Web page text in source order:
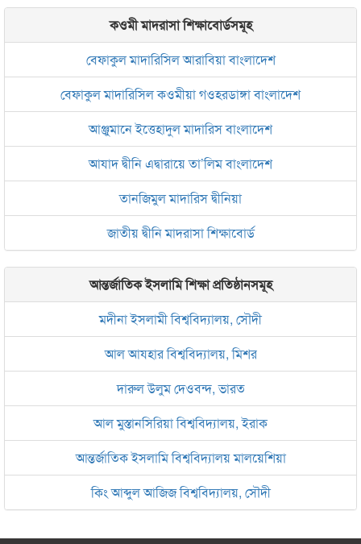
কওমী মাদরাসা শিক্ষাবোর্ডসমূহ
বেফাকুল মাদারিসিল আরাবিয়া বাংলাদেশ
বেফাকুল মাদারিসিল কওমীয়া গওহরডাঙ্গা বাংলাদেশ
আঞ্জুমানে ইত্তেহাদুল মাদারিস বাংলাদেশ
আযাদ দ্বীনি এদ্বারায়ে তা’লিম বাংলাদেশ
তানজিমুল মাদারিস দ্বীনিয়া
জাতীয় দ্বীনি মাদরাসা শিক্ষাবোর্ড
আন্তর্জাতিক ইসলামি শিক্ষা প্রতিষ্ঠানসমূহ
মদীনা ইসলামী বিশ্ববিদ্যালয়, সৌদী
আল আযহার বিশ্ববিদ্যালয়, মিশর
দারুল উলুম দেওবন্দ, ভারত
আল মুস্তানসিরিয়া বিশ্ববিদ্যালয়, ইরাক
আন্তর্জাতিক ইসলামি বিশ্ববিদ্যালয় মালয়েশিয়া
কিং আব্দুল আজিজ বিশ্ববিদ্যালয়, সৌদী